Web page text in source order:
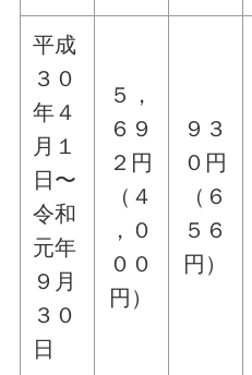
平成
３０
年４
月１
日〜
令和
元年
９月
３０
日
５，
６９
２円
（４
，０
００
円）
９３
０円
（６
５６
円）